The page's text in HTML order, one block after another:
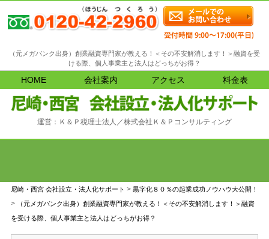
（元メガバンク出身）創業融資専門家が教える！＜その不安解消します！＞融資を受
ける際、個人事業主と法人はどっちがお得？
HOME 会社案内 アクセス 料金表
運営：Ｋ＆Ｐ税理士法人／株式会社Ｋ＆Ｐコンサルティング
尼崎・西宮 会社設立・法人化サポート > 黒字化８０％の起業成功ノウハウ大公開！
>
（元メガバンク出身）創業融資専門家が教える！＜その不安解消します！＞融資
を受ける際、個人事業主と法人はどっちがお得？